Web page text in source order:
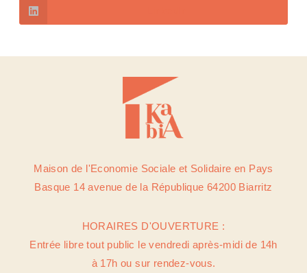
Maison de l'Economie Sociale et Solidaire en Pays
Basque 14 avenue de la République 64200 Biarritz
HORAIRES D'OUVERTURE :
Entrée libre tout public le vendredi après-midi de 14h
à 17h ou sur rendez-vous.